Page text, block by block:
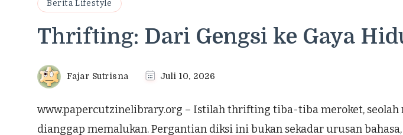
Berita Lifestyle
Thrifting: Dari Gengsi ke Gaya
Fajar Sutrisna Juli 10, 2026
www.papercutzinelibrary.org – Istilah thrifting tiba-tiba meroket,
dianggap memalukan. Pergantian diksi ini bukan sekadar urusan